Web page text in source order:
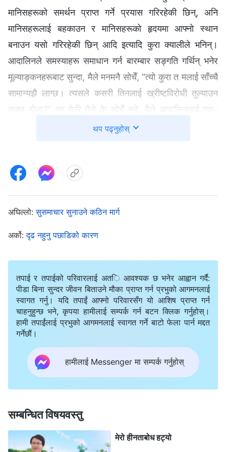
मानिसहरूको समर्थन प्राप्त गर्ने प्रयास गरिरहेकी छिन्, अनि
मानिसहरूलाई बहकाउन र मानिसहरूको हृदयमा आफ्‍नो स्थान
बनाउन यसो गरिरहेकी छिन् आदि इत्यादि कुरा क्यालीले भनिन्।
आदालिनले समस्याहरू समाधान गर्न बारम्‍बार सङ्गति गर्थिन् भनेर
मूल्याङ्कनहरूबाट सुन्दा, मैले मनमनै सोचेँ, “त्यो कुरा त मलाई साँच्चै
सामान्यझै लाग्छ। त्यसले कसरी तिनलाई ख्रीष्टविरोधी तुल्याउन
सक्छ होला?” तर फेरि मैले के सोचेँ भने, मैले आदालिनलाई एक-
दुईपटक मात्रै भेटेकी छु, तर क्याली र उनका सहकर्मीहरूसँग सिस्टर
बुझेकी हुनाले, र उनको दृष्टिकोण अझै सटीक हुने हुनाले, साथै उनले
गरेकी हुनाले, यो सही हुनुपर्छ। त्यसकारण, मैले कुनै खोजी नगरी
किन भएको थियो मलाई थाहै थिएन। केही समयपछि नै माथिल्‍लो
तहका अगुवा मसँग कुरा गर्न आइन् र केही दाजुभाइ-दिदीबहिनीहरूले
मेरो बारेमा पनि रिपोर्ट गरेका छन् भनेर बताइन्। जोआनलाई
भेलाहरूमा सहभागी हुनबाट रोक्‍ने काम सिद्धान्तहरूअनुरूप होइन, त्यो
त तिनलाई दमन गरेको हो भनेर पनि उनले भनिन्। अगुवाले मलाई
उनलाई मण्डलीमा फिर्ता लिन र यस घटनाबारे अरूसँग सङ्गति गर्न
अनुरोध गरिन्। मैले जोआनसित सम्बन्धित मामिलालाई गलत
अरूले पहिल्यै सहमति जनाएको कुरा थियो। यो कसरी गलत हुन
सक्थ्यो र? यदि गलत थियो भने, के यो काम मण्डलीको काममा बाधा
दिनु र अवरोध पुऱ्याउनु थिएन र? म दिन प्रतिदिन आफ्‍नो कर्तव्यमा
थप पढ्नुहोस्
अघिल्लो:सुसमाचार सुनाउने कठिन मार्ग
अर्को:दृढ नहुनु पछाडिको कारण
तपाई र तपाईको परिवारलाई अति आवश्यक छ भनेर आह्वान गर्दै:
पीडा बिना सुन्दर जीवन बिताउने मौका प्राप्त गर्न प्रभुको आगमनलाई
स्वागत गर्नु। यदि तपाईं आफ्नो परिवारसँग यो आशिष प्राप्त गर्न
चाहनुहुन्छ भने, कृपया हामीलाई सम्पर्क गर्न बटन क्लिक गर्नुहोस्।
हामी तपाईंलाई प्रभुको आगमनलाई स्वागत गर्ने बाटो फेला पार्न मद्दत
गर्नेछौं।
हामीलाई Messenger मा सम्पर्क गर्नुहोस्
सम्बन्धित विषयवस्तु
मेरो हीनताबोध हट्यो